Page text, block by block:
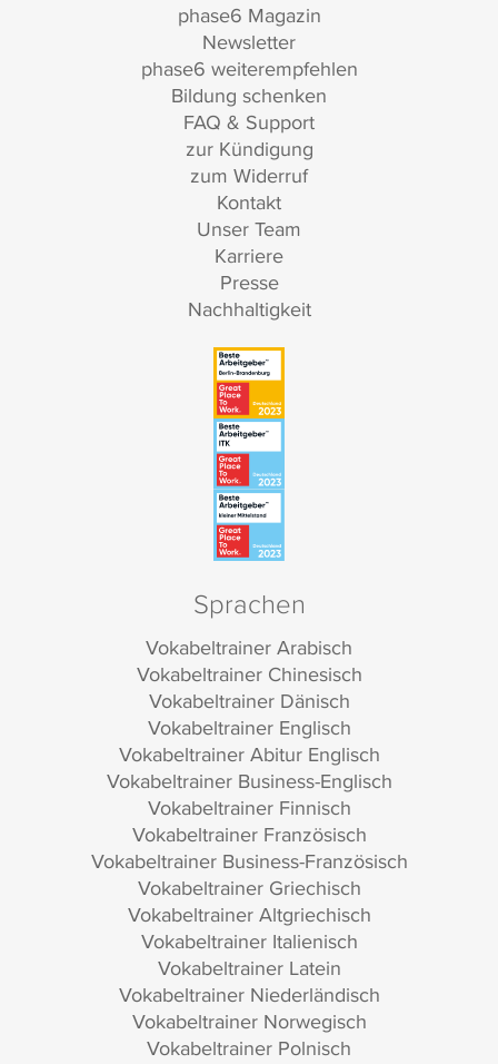
phase6 Magazin
Newsletter
phase6 weiterempfehlen
Bildung schenken
FAQ & Support
zur Kündigung
zum Widerruf
Kontakt
Unser Team
Karriere
Presse
Nachhaltigkeit
Sprachen
Vokabeltrainer Arabisch
Vokabeltrainer Chinesisch
Vokabeltrainer Dänisch
Vokabeltrainer Englisch
Vokabeltrainer Abitur Englisch
Vokabeltrainer Business-Englisch
Vokabeltrainer Finnisch
Vokabeltrainer Französisch
Vokabeltrainer Business-Französisch
Vokabeltrainer Griechisch
Vokabeltrainer Altgriechisch
Vokabeltrainer Italienisch
Vokabeltrainer Latein
Vokabeltrainer Niederländisch
Vokabeltrainer Norwegisch
Vokabeltrainer Polnisch